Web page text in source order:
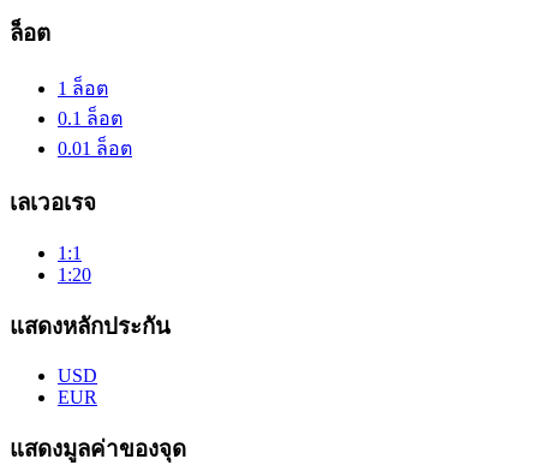
ล็อต
1 ล็อต
0.1 ล็อต
0.01 ล็อต
เลเวอเรจ
1:1
1:20
แสดงหลักประกัน
USD
EUR
แสดงมูลค่าของจุด